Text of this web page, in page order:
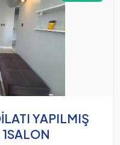
YAPILMIŞ